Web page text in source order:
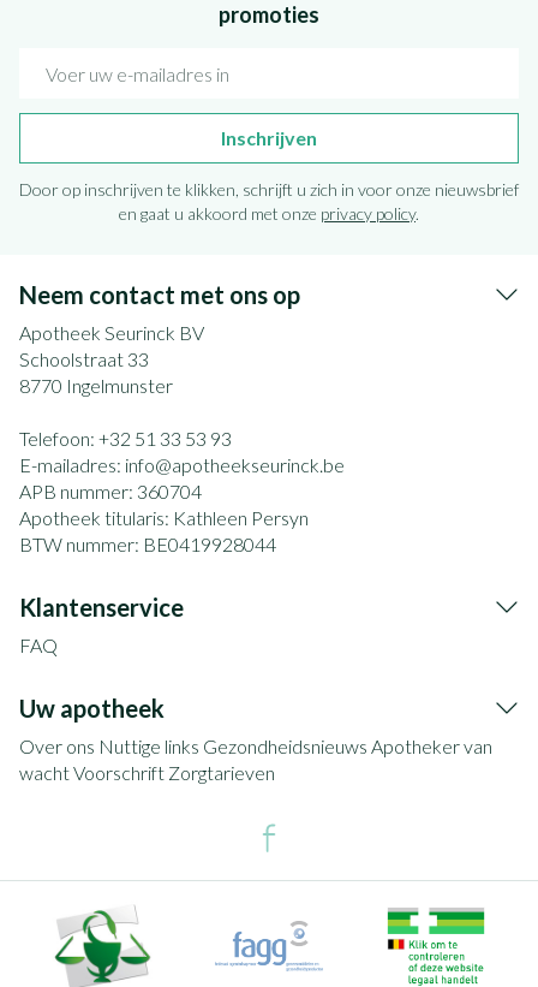
promoties
Inschrijven
Door op inschrijven te klikken, schrijft u zich in voor onze nieuwsbrief
en gaat u akkoord met onze privacy policy.
Neem contact met ons op
Apotheek Seurinck BV
Schoolstraat 33
8770 Ingelmunster
Telefoon: +32 51 33 53 93
E-mailadres: info@apotheekseurinck.be
APB nummer: 360704
Apotheek titularis: Kathleen Persyn
BTW nummer: BE0419928044
Klantenservice
FAQ
Uw apotheek
Over ons Nuttige links Gezondheidsnieuws Apotheker van
wachtVoorschrift Zorgtarieven